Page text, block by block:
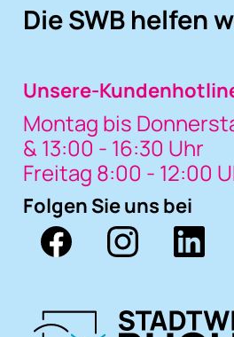
Die SWB helfen
Unsere-
Montag bis
& 13:00 - 16:30 Uhr
Freitag 8:00 - 12:00
Folgen Sie uns bei